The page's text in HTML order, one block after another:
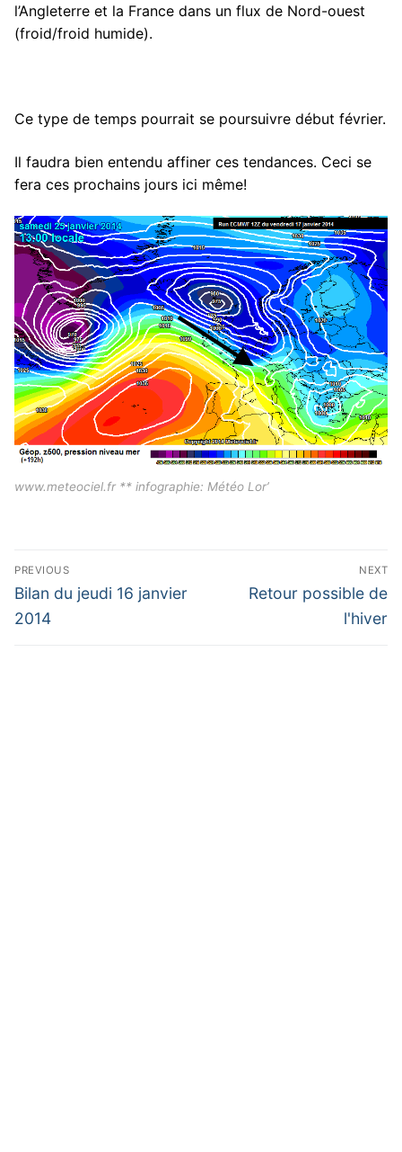
l’Angleterre et la France dans un flux de Nord-ouest
(froid/froid humide).
Ce type de temps pourrait se poursuivre début février.
Il faudra bien entendu affiner ces tendances. Ceci se
fera ces prochains jours ici même!
www.meteociel.fr ** infographie: Météo Lor’
Navigation
de
l’article
PREVIOUS
Previous
post:
Bilan du jeudi 16 janvier
2014
NEXT
Next
Retour possible de
l'hiver